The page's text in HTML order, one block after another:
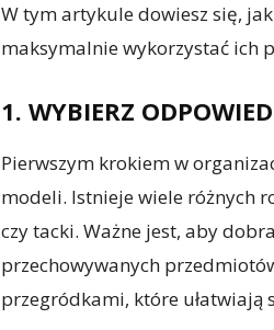
W tym artykule dowiesz się,
maksymalnie wykorzystać ich
1. WYBIERZ
Pierwszym krokiem w
modeli. Istnieje wiele różnych
czy tacki. Ważne jest, aby
przechowywanych
przegródkami, które ułatwiają